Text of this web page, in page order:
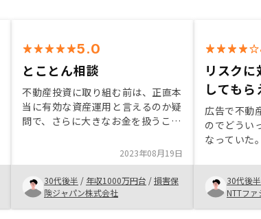
5.0
とことん相談
不動産投資に取り組む前は、正直本
当に有効な資産運用と言えるのか疑
問で、さらに大きなお金を扱うこと
しませんでしたし、深く調べること
もありませんでした。 そのような
前提がありましたが、御社の担当者
との会話で資産運用や今後の想定さ
れるリスクなどを理解していき、自
2023年08月19日
30代後半 / 年収1000万円台 /損害保
険ジャパン株式会社
リスク
してもら
広告で不動
のでどうい
なっていた
も貰える
た。 実際、
ありなが
なくするよ
レンジでき
30代後半
NTTフ